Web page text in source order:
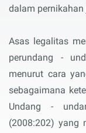
dalam
Asas legalitas
perundang -
menurut cara
sebagaimana
Undang -
(2008:202) yang